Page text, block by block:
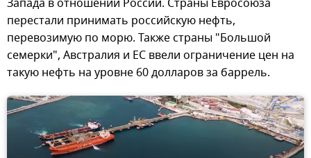
Запада в отношении России. Страны Евросоюза
перестали принимать российскую нефть,
перевозимую по морю. Также страны "Большой
семерки", Австралия и ЕС ввели ограничение цен на
такую нефть на уровне 60 долларов за баррель.